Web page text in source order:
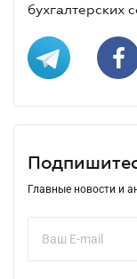
бухгалтерских
Главные новости и